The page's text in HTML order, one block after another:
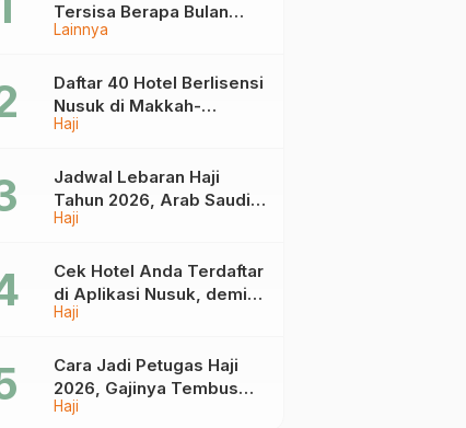
Lainnya
Tersisa Berapa Bulan
Lagi? Ini Jadwal Idul Fitri
Depan
Haji
Daftar 40 Hotel Berlisensi
Nusuk di Makkah-
Madinah, Calon Jemaah
Haji
Jadwal Lebaran Haji
Tahun 2026, Arab Saudi
Mulai Terima Jemaah
Haji
Cek Hotel Anda Terdaftar
di Aplikasi Nusuk, demi
Umrah yang Aman dan
Haji
Cara Jadi Petugas Haji
2026, Gajinya Tembus
Rp75 Juta!